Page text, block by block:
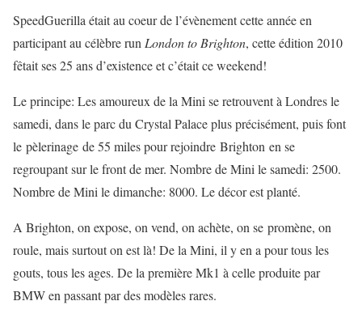
SpeedGuerilla était au coeur de l’évènement cette année en
participant au célèbre run London to Brighton, cette édition 2010
fêtait ses 25 ans d’existence et c’était ce weekend!
Le principe: Les amoureux de la Mini se retrouvent à Londres le
samedi, dans le parc du Crystal Palace plus précisément, puis font
le pèlerinage de 55 miles pour rejoindre Brighton en se
regroupant sur le front de mer. Nombre de Mini le samedi: 2500.
Nombre de Mini le dimanche: 8000. Le décor est planté.
A Brighton, on expose, on vend, on achète, on se promène, on
roule, mais surtout on est là! De la Mini, il y en a pour tous les
gouts, tous les ages. De la première Mk1 à celle produite par
BMW en passant par des modèles rares.